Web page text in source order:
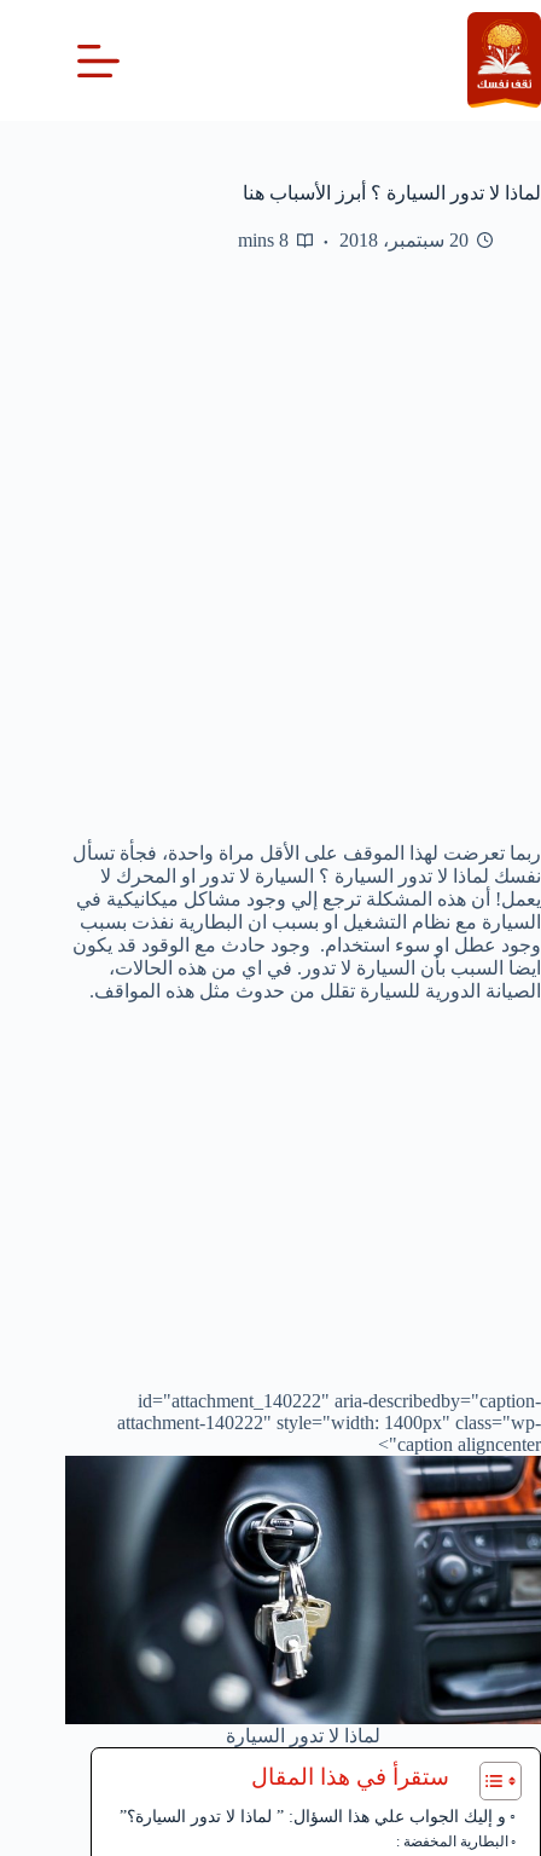
التجاوز
إلى
المحتوى
لماذا لا تدور السيارة ؟ أبرز الأسباب هنا
20 سبتمبر، 2018 8 mins
ربما تعرضت لهذا الموقف على الأقل مراة واحدة، فجأة تسأل
نفسك لماذا لا تدور السيارة ؟ السيارة لا تدور او المحرك لا
يعمل! أن هذه المشكلة ترجع إلي وجود مشاكل ميكانيكية في
السيارة مع نظام التشغيل او بسبب ان البطارية نفذت بسبب
وجود عطل او سوء استخدام. وجود حادث مع الوقود قد يكون
ايضا السبب بأن السيارة لا تدور. في اي من هذه الحالات،
الصيانة الدورية للسيارة تقلل من حدوث مثل هذه المواقف.
id="attachment_140222" aria-describedby="caption-
attachment-140222" style="width: 1400px" class="wp-
caption aligncenter">
لماذا لا تدور السيارة
ستقرأ في هذا المقال
و إليك الجواب علي هذا السؤال: ” لماذا لا تدور السيارة؟”
البطارية المخفضة :